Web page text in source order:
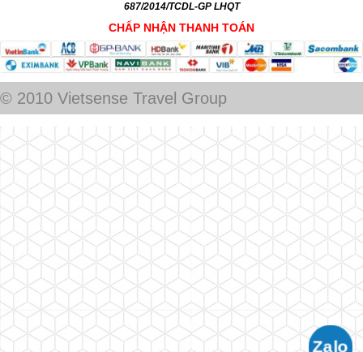
687/2014/TCDL-GP LHQT
CHẤP NHẬN THANH TOÁN
© 2010 Vietsense Travel Group